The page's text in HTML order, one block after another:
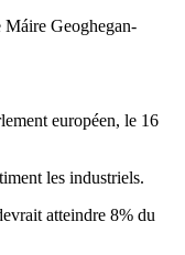
Máire Geoghegan-
européen, le 16
les industriels.
atteindre 8% du